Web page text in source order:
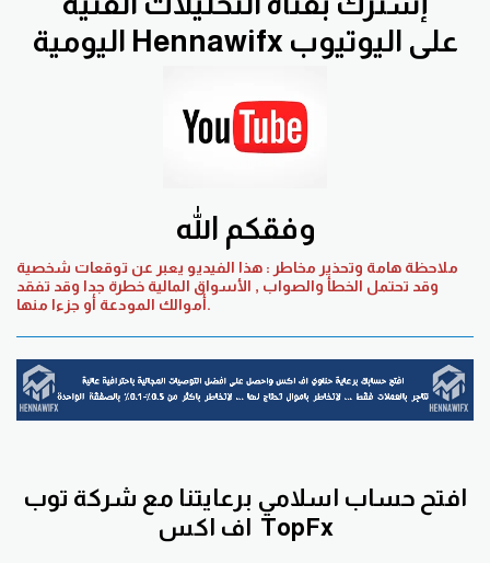
اليومية Hennawifx على اليوتيوب
وفقكم الله
ملاحظة هامة وتحذير مخاطر : هذا الفيديو يعبر عن توقعات شخصية
وقد تحتمل الخطأ والصواب , الأسواق المالية خطرة جدا وقد تفقد
أموالك المودعة أو جزءا منها.
افتح حساب اسلامي برعايتنا مع شركة توب
اف اكس TopFx